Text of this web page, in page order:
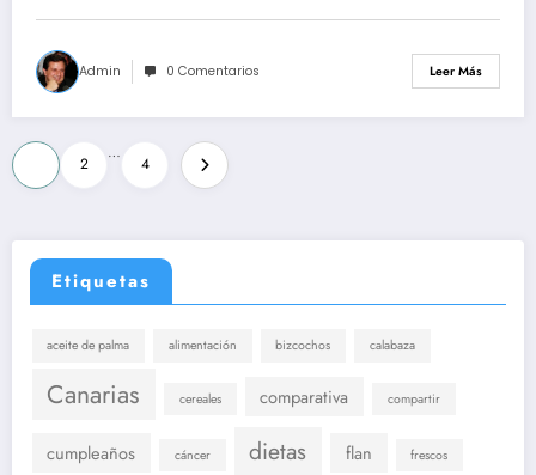
Admin 0 Comentarios Leer Más
Paginación
de
entradas
2
…
4
Etiquetas
aceite de palma alimentación bizcochos calabaza
Canarias cereales comparativa compartir
cumpleaños cáncer dietas flan frescos